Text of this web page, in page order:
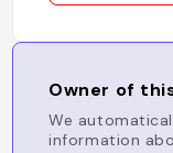
Owner of
We
information